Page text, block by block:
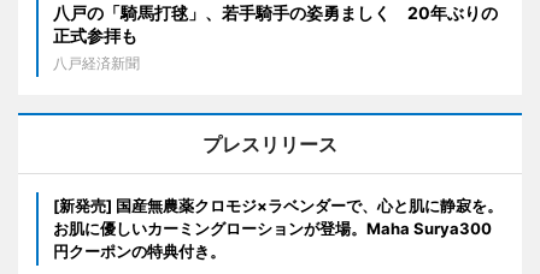
八戸の「騎馬打毬」、若手騎手の姿勇ましく 20年ぶりの
正式参拝も
八戸経済新聞
プレスリリース
[新発売] 国産無農薬クロモジ×ラベンダーで、心と肌に静寂を。
お肌に優しいカーミングローションが登場。Maha Surya300
円クーポンの特典付き。